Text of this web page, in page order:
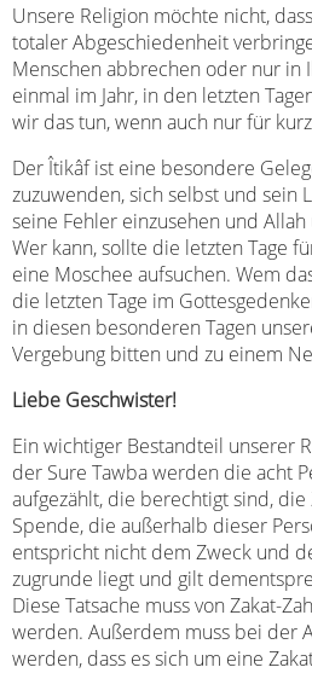
Unsere Religion möchte nicht,
totaler Abgeschiedenheit
Menschen abbrechen oder nur in
einmal im Jahr, in den letzten
wir das tun, wenn auch nur für
Der Îtikâf ist eine besondere
zuzuwenden, sich selbst und sein
seine Fehler einzusehen und
Wer kann, sollte die letzten Tage
eine Moschee aufsuchen. Wem
die letzten Tage im
in diesen besonderen Tagen
Vergebung bitten und zu einem
Liebe Geschwister!
Ein wichtiger Bestandteil unserer
der Sure Tawba werden die acht
aufgezählt, die berechtigt sind, die
Spende, die außerhalb dieser
entspricht nicht dem Zweck und
zugrunde liegt und gilt
Diese Tatsache muss von Zakat-
werden. Außerdem muss bei der
werden, dass es sich um eine